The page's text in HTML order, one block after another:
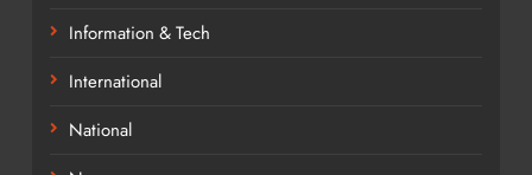
Information & Tech
International
National